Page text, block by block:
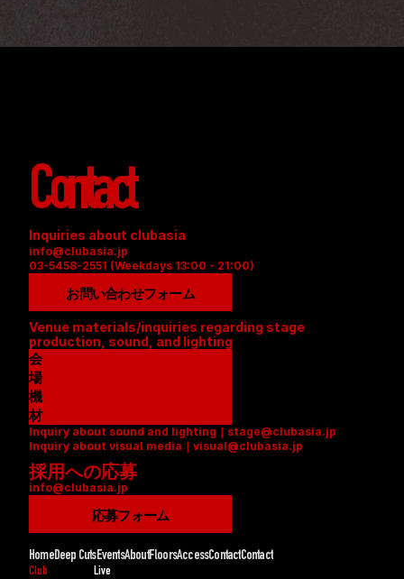
Contact
Inquiries about clubasia
info@clubasia.jp
03-5458-2551 (Weekdays 13:00 - 21:00)
お問い合わせフォーム
Venue materials/inquiries regarding stage
production, sound, and lighting
会
場
資
料
(
P
D
F
機
材
リ
ス
ト
(
D
F
)
Inquiry about sound and lighting｜stage@clubasia.jp
Inquiry about visual media｜visual@clubasia.jp
採用への応募
info@clubasia.jp
応募フォーム
HomeDeep CutsEventsAboutFloorsAccessContactContact
Club Live